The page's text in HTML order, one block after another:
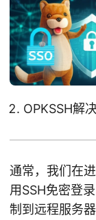
OPKSSH解
通常，我们在
用SSH免密登
制到远程服务